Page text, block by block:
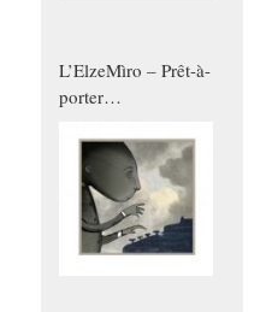
L’ElzeMìro – Prêt-à-
porter